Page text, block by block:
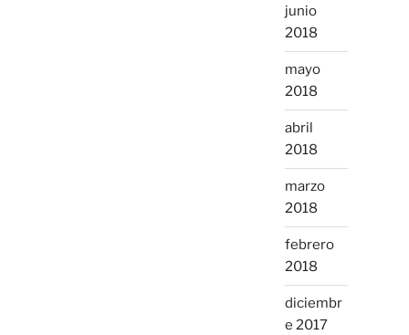
junio
2018
mayo
2018
abril
2018
marzo
2018
febrero
2018
diciembr
e 2017